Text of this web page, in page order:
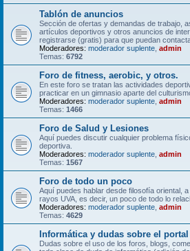
Tablón de anuncios
Sección de ofertas y demandas de trabajo,
artículos deportivos y otros anuncios de
registrarse (gratis) para que puedan
Moderadores: moderador suplente admin
Temas: 6792
Foro de fitness, aerobic, y otros.
En este foro se tratan las actividades
practicar en un gimnasio aparte del
Moderadores: moderador suplente admin
Temas: 1466
Foro de Salud y Lesiones
Aquí puedes discutir cualquier problema
deportiva.
Moderadores: moderador suplente admin
Temas: 1567
Foro de todo un poco
Aquí puedes hablar desde filosofía oriental,
rayos UVA, es decir, un poco de todo lo
Moderadores: moderador suplente admin
Temas: 4629
Informática y dudas sobre el portal
Dudas sobre el uso de los foros, blogs,